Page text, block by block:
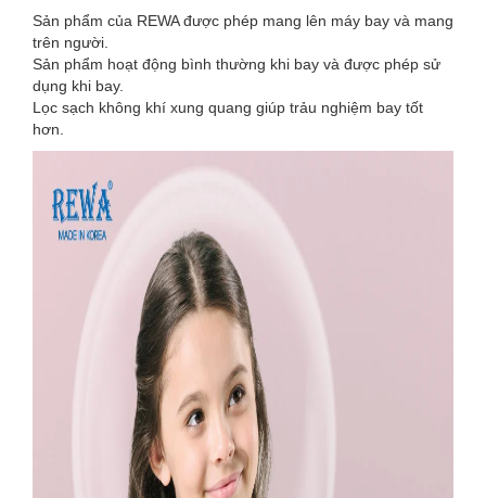
Sản phẩm của REWA được phép mang lên máy bay và mang
trên người.
Sản phẩm hoạt động bình thường khi bay và được phép sử
dụng khi bay.
Lọc sạch không khí xung quang giúp trảu nghiệm bay tốt
hơn.